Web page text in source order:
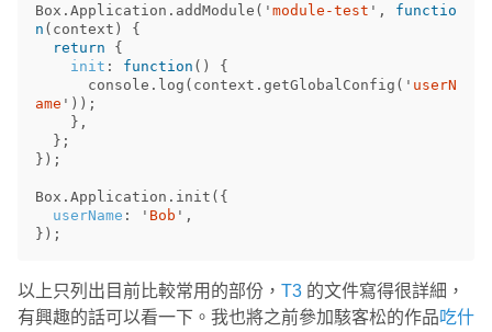
Box . Application . addModule ( ' module-test ' ,
functio
n ( context )
{
return
{
init : function ()
{
console . log ( context . getGlobalConfig ( ' userN
ame ' ));
},
};
});
Box . Application . init ({
userName : ' Bob ' ,
});
以上只列出目前比較常用的部份， T3 的文件寫得很詳細，
有興趣的話可以看一下。我也將之前參加駭客松的作品吃什